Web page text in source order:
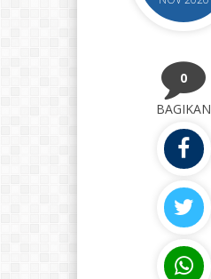
0
BAGIKAN